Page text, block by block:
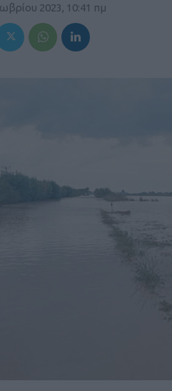
2023, 10:41 πμ